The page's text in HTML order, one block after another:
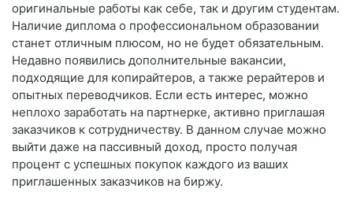
оригинальные работы как себе, так и другим студентам.
Наличие диплома о профессиональном образовании
станет отличным плюсом, но не будет обязательным.
Недавно появились дополнительные вакансии,
подходящие для копирайтеров, а также рерайтеров и
опытных переводчиков. Если есть интерес, можно
неплохо заработать на партнерке, активно приглашая
заказчиков к сотрудничеству. В данном случае можно
выйти даже на пассивный доход, просто получая
процент с успешных покупок каждого из ваших
приглашенных заказчиков на биржу.